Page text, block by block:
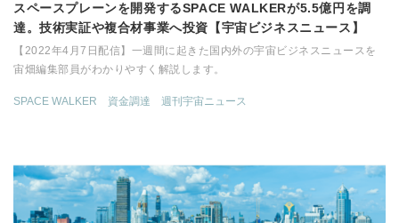
スペースプレーンを開発するSPACE WALKERが5.5億円を調
達。技術実証や複合材事業へ投資【宇宙ビジネスニュース】
【2022年4月7日配信】一週間に起きた国内外の宇宙ビジネスニュースを
宙畑編集部員がわかりやすく解説します。
SPACE WALKER 資金調達 週刊宇宙ニュース